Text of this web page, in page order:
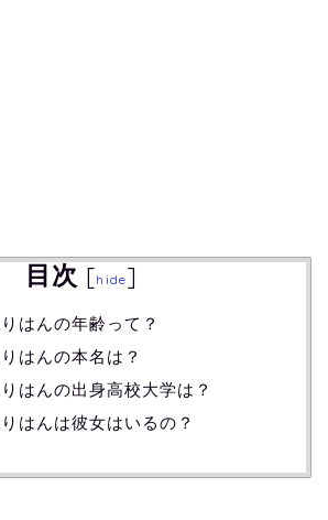
目次 [hide]
はんの年齢って？
はんの本名は？
はんの出身高校大学は？
はんは彼女はいるの？